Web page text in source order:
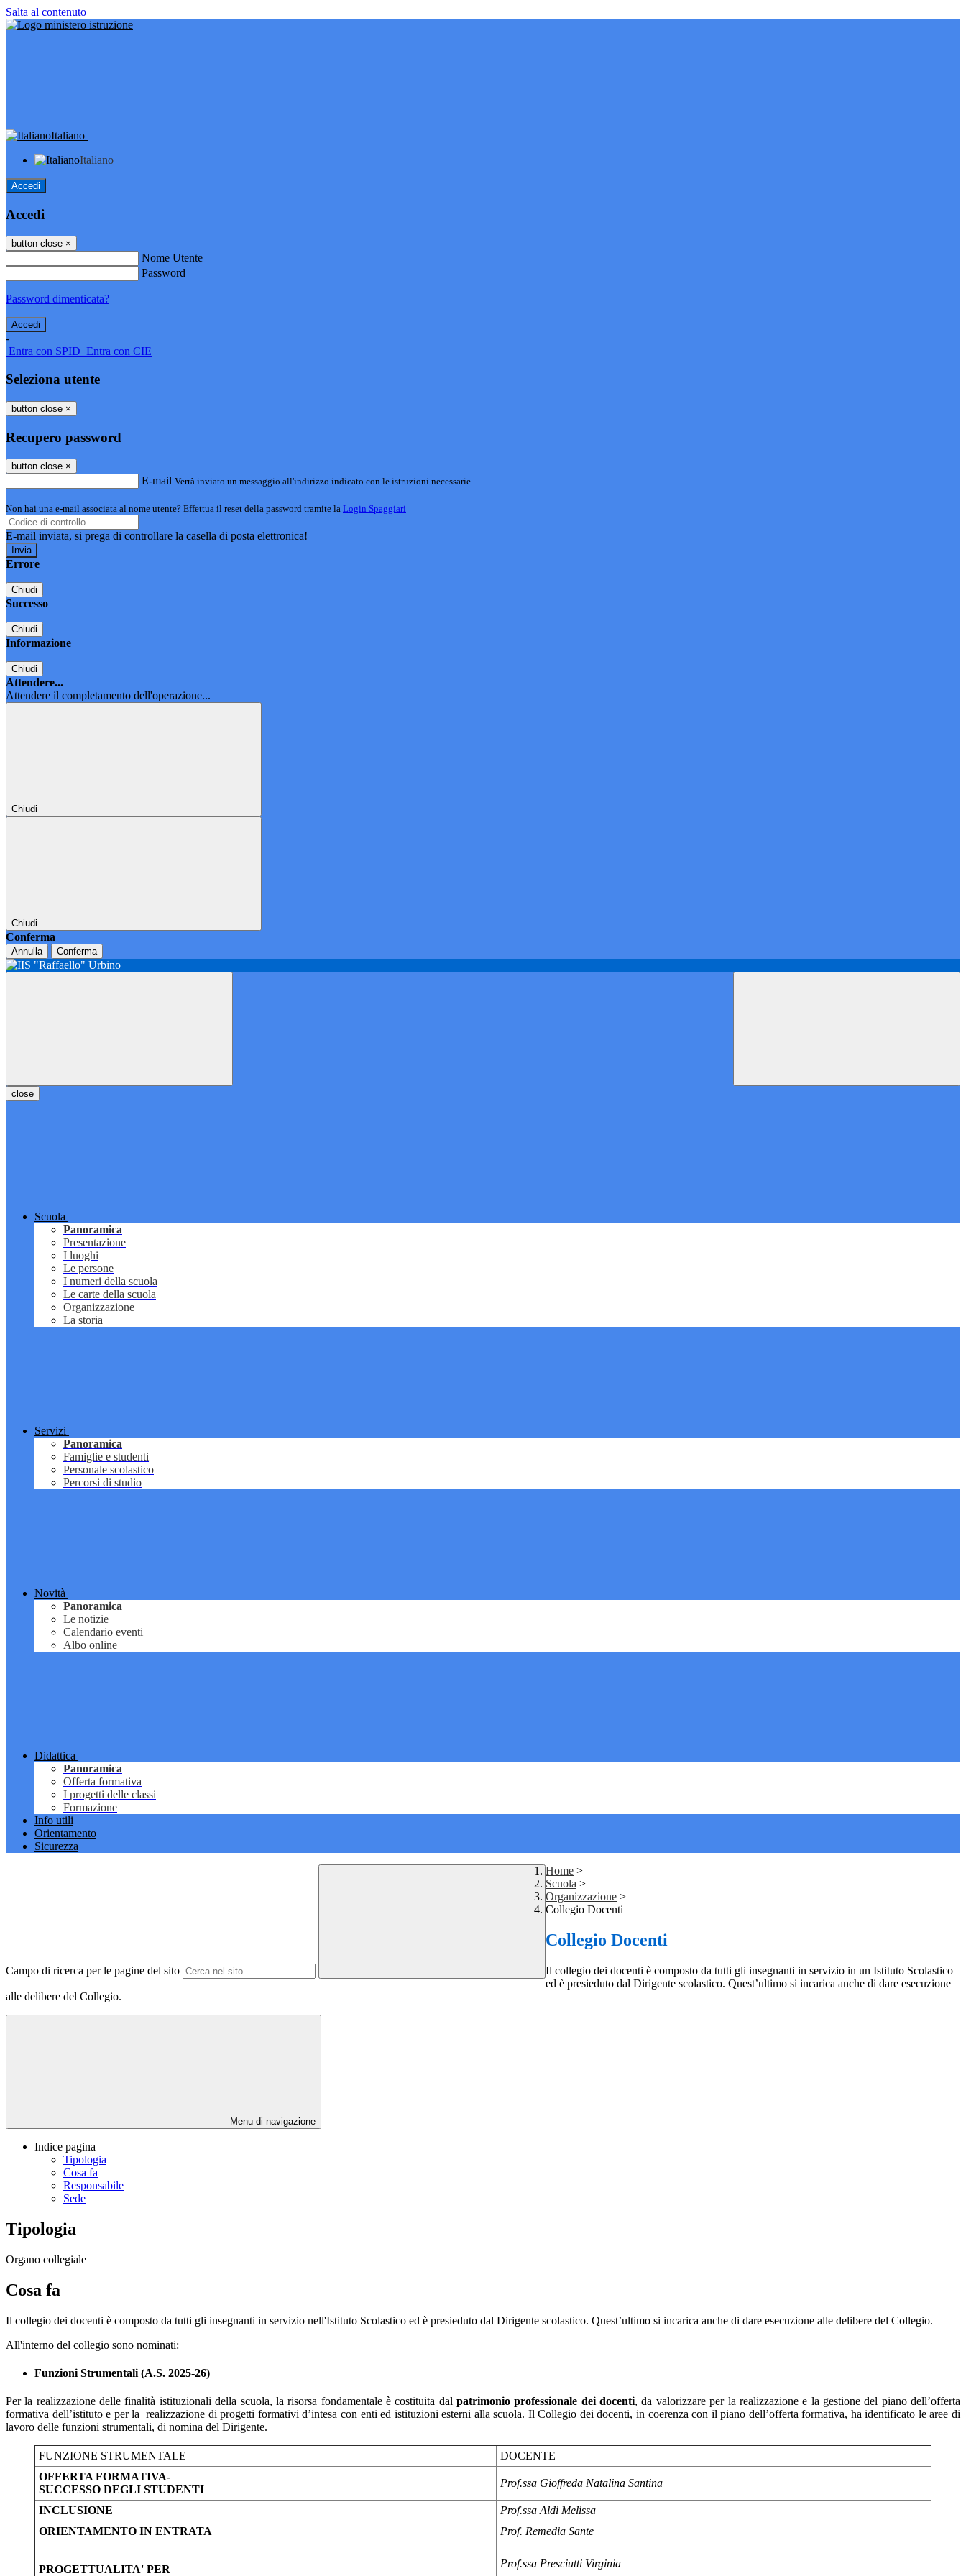
Salta al contenuto
Italiano
Italiano
Accedi
Accedi
button close ×
Nome Utente
Password
Password dimenticata?
-
Entra con SPID Entra con CIE
Seleziona utente
button close ×
Recupero password
button close ×
E-mail Verrà inviato un messaggio all'indirizzo indicato con le istruzioni necessarie.
Non hai una e-mail associata al nome utente? Effettua il reset della password tramite la Login Spaggiari
E-mail inviata, si prega di controllare la casella di posta elettronica!
Errore
Chiudi
Successo
Chiudi
Informazione
Chiudi
Attendere...
Attendere il completamento dell'operazione...
Chiudi
Chiudi
Conferma
Annulla Conferma
close
Scuola
Panoramica
Presentazione
I luoghi
Le persone
I numeri della scuola
Le carte della scuola
Organizzazione
La storia
Servizi
Panoramica
Famiglie e studenti
Personale scolastico
Percorsi di studio
Novità
Panoramica
Le notizie
Calendario eventi
Albo online
Didattica
Panoramica
Offerta formativa
I progetti delle classi
Formazione
Info utili
Orientamento
Sicurezza
Campo di ricerca per le pagine del sito
Home >
Scuola >
Organizzazione >
Collegio Docenti
Collegio Docenti
Il collegio dei docenti è composto da tutti gli insegnanti in servizio in un Istituto Scolastico
ed è presieduto dal Dirigente scolastico. Quest’ultimo si incarica anche di dare esecuzione
alle delibere del Collegio.
Menu di navigazione
Indice pagina
Tipologia
Cosa fa
Responsabile
Sede
Tipologia
Organo collegiale
Cosa fa
Il collegio dei docenti è composto da tutti gli insegnanti in servizio nell'Istituto Scolastico ed è presieduto dal Dirigente scolastico. Quest’ultimo si incarica anche di dare esecuzione alle delibere del Collegio.
All'interno del collegio sono nominati:
Funzioni Strumentali (A.S. 2025-26)
Per la realizzazione delle finalità istituzionali della scuola, la risorsa fondamentale è costituita dal patrimonio professionale dei docenti, da valorizzare per la realizzazione e la gestione del piano dell’offerta
formativa dell’istituto e per la realizzazione di progetti formativi d’intesa con enti ed istituzioni esterni alla scuola. Il Collegio dei docenti, in coerenza con il piano dell’offerta formativa, ha identificato le aree di
lavoro delle funzioni strumentali, di nomina del Dirigente.
FUNZIONE STRUMENTALE
DOCENTE
OFFERTA FORMATIVA-
SUCCESSO DEGLI STUDENTI
Prof.ssa Gioffreda Natalina Santina
INCLUSIONE
Prof.ssa Aldi Melissa
ORIENTAMENTO IN ENTRATA
Prof. Remedia Sante
PROGETTUALITA' PER Prof.ssa Presciutti Virginia